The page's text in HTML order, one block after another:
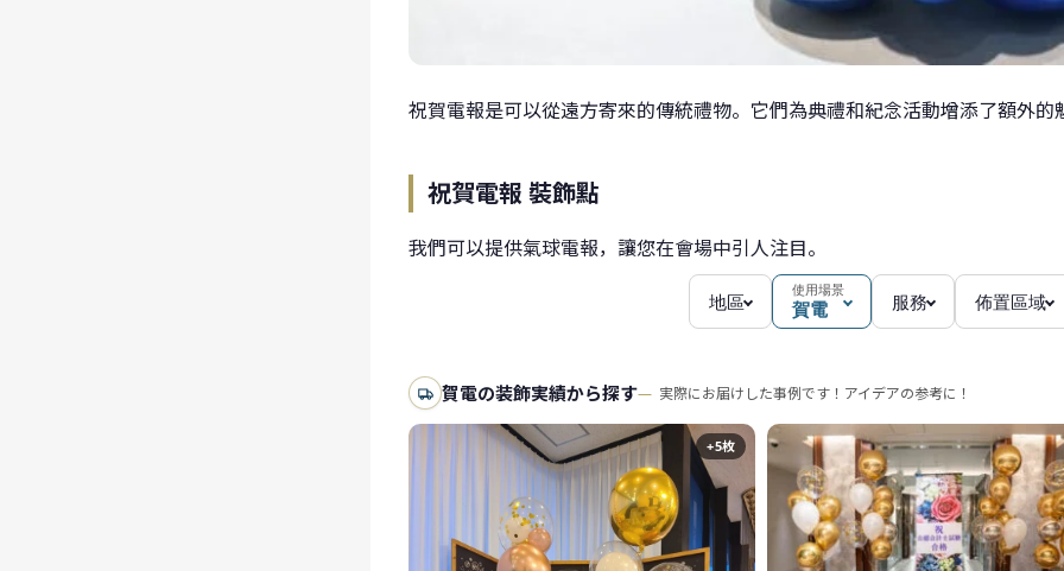
祝賀電報是可以從遠方寄來的傳統禮物。它們為典禮和紀念活動增添了額外的
祝賀電報 裝飾點
我們可以提供氣球電報，讓您在會場中引人注目。
地區
使用場景
賀電 服務 佈置區域
賀電の装飾実績から探す 実際にお届けした事例です！アイデアの参考に！
+5枚